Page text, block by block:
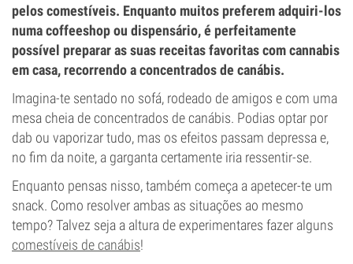
pelos comestíveis. Enquanto muitos preferem adquiri-los
numa coffeeshop ou dispensário, é perfeitamente
possível preparar as suas receitas favoritas com cannabis
em casa, recorrendo a concentrados de canábis.
Imagina-te sentado no sofá, rodeado de amigos e com uma
mesa cheia de concentrados de canábis. Podias optar por
dab ou vaporizar tudo, mas os efeitos passam depressa e,
no fim da noite, a garganta certamente iria ressentir-se.
Enquanto pensas nisso, também começa a apetecer-te um
snack. Como resolver ambas as situações ao mesmo
tempo? Talvez seja a altura de experimentares fazer alguns
comestíveis de canábis!